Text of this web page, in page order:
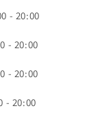
- 20:00
- 20:00
- 20:00
- 20:00